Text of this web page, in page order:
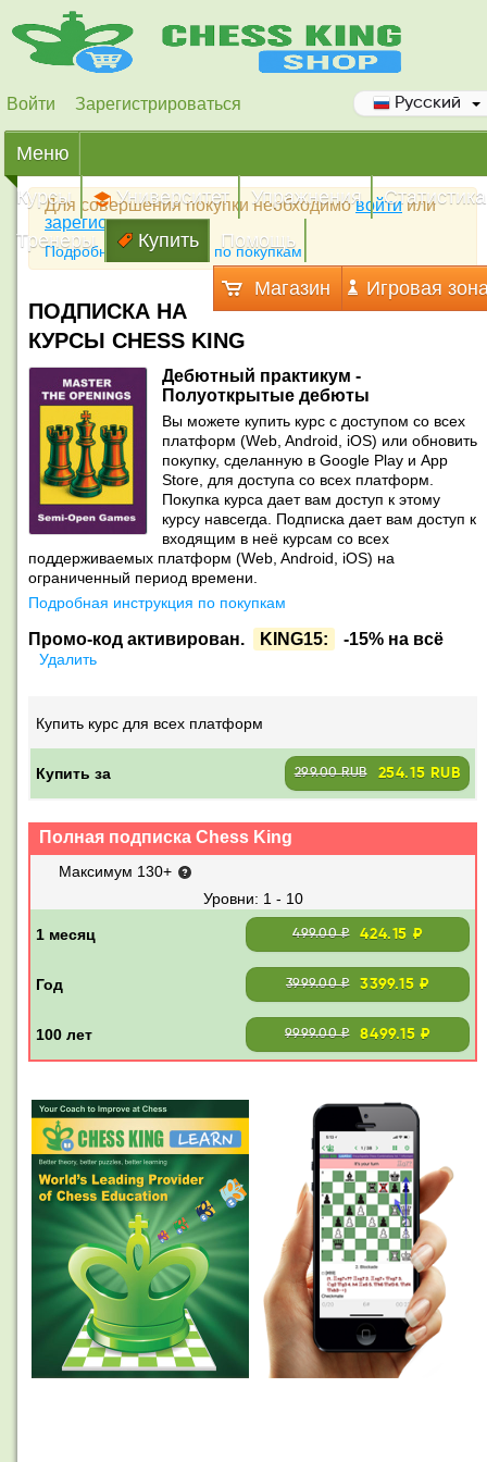
Войти Зарегистрироваться Русский
Меню
Курсы
Университет Упражнения
Статистика
Тренеры
Купить Помощь
Магазин Игровая
Для совершения покупки необходимовойтиили
зарегистрироваться
Подробная инструкция по покупкам
ПОДПИСКА НА
КУРСЫ CHESS KING
Дебютный практикум -
Полуоткрытые дебюты
Вы можете купить курс с доступом со всех
платформ (Web, Android, iOS) или обновить
покупку, сделанную в Google Play и App
Store, для доступа со всех платформ.
Покупка курса дает вам доступ к этому
курсу навсегда. Подписка дает вам доступ к
входящим в неё курсам со всех
поддерживаемых платформ (Web, Android, iOS) на
ограниченный период времени.
Подробная инструкция по покупкам
Промо-код активирован. KING15: -15% на всё
Удалить
Купить курс для всех платформ
Купить за 299.00 RUB 254.15 RUB
Полная подписка Chess King
Максимум 130+
1 - 10
499.00 ₽ 424.15 ₽
3999.00 ₽ 3399.15 ₽
9999.00 ₽ 8499.15 ₽